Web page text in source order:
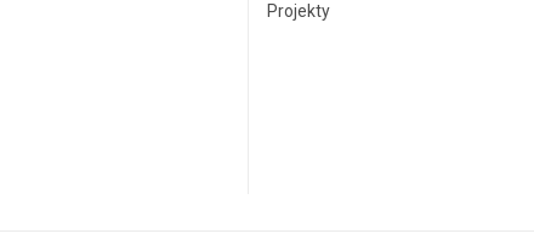
Projekty